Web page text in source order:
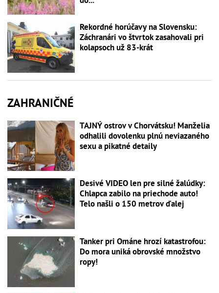
Rekordné horúčavy na Slovensku:
Záchranári vo štvrtok zasahovali pri
kolapsoch už 83-krát
ZAHRANIČNÉ
TAJNÝ ostrov v Chorvátsku! Manželia
odhalili dovolenku plnú neviazaného
sexu a pikatné detaily
Desivé VIDEO len pre silné žalúdky:
Chlapca zabilo na priechode auto!
Telo našli o 150 metrov ďalej
Tanker pri Ománe hrozí katastrofou:
Do mora uniká obrovské množstvo
ropy!